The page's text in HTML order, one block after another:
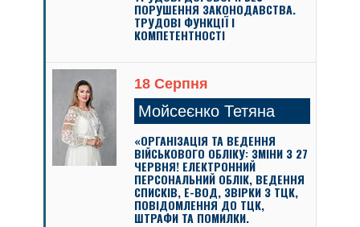
ПОРУШЕННЯ ЗАКОНОДАВСТВА.
ТРУДОВІ ФУНКЦІЇ І
КОМПЕТЕНТНОСТІ
18 Серпня
Мойсеєнко Тетяна
«ОРГАНІЗАЦІЯ ТА ВЕДЕННЯ
ВІЙСЬКОВОГО ОБЛІКУ: ЗМІНИ З 27
ЧЕРВНЯ! ЕЛЕКТРОННИЙ
ПЕРСОНАЛЬНИЙ ОБЛІК, ВЕДЕННЯ
СПИСКІВ, Е-ВОД, ЗВІРКИ З ТЦК,
ПОВІДОМЛЕННЯ ДО ТЦК,
ШТРАФИ ТА ПОМИЛКИ.